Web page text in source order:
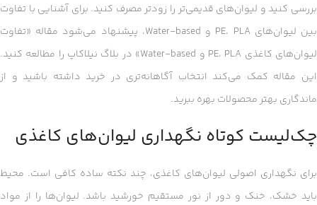
بررسی کنید و لیوان‌های قدیمی‌تر را زودتر مصرف کنید. برای آشنایی با تفاوت
بین لیوان‌های PE، PLA و Water-based، پیشنهاد می‌شود مقاله «تفاوت
لیوان‌های کاغذی PE، PLA و Water-based» در بلاگ نیلاکاپ را مطالعه کنید.
این مقاله کمک می‌کند انتخاب آگاهانه‌تری در خرید داشته باشید و از
ماندگاری بهتر محصولات بهره ببرید.
چک‌لیست کوتاه نگهداری لیوان‌های کاغذی
برای نگهداری اصولی لیوان‌های کاغذی، چند نکته ساده کافی است. محیط
باید خشک، خنک و دور از نور مستقیم خورشید باشد. لیوان‌ها را از مواد